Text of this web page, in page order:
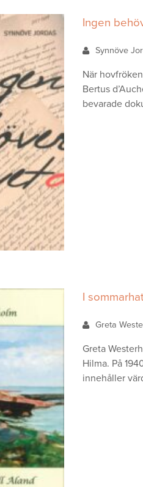
Ingen
Synnöve
När
Bertus
bevarade
I
Greta
Greta
Hilma. På
innehåller